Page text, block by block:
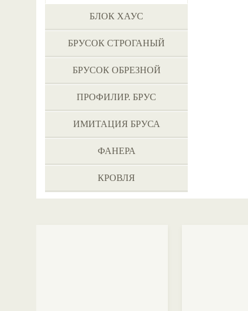
БЛОК ХАУС
БРУСОК СТРОГАНЫЙ
БРУСОК ОБРЕЗНОЙ
ПРОФИЛИР. БРУС
ИМИТАЦИЯ БРУСА
ФАНЕРА
КРОВЛЯ